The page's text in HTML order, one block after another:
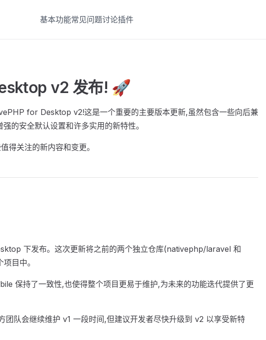
基本功能常见问题讨论插件
v2 发布! 🚀
for Desktop v2!这是一个重要的主要版本更新,虽然包含一些向后兼
的安全默认设置和许多实用的新特性。
得关注的新内容和变更。
下发布。这次更新将之前的两个独立仓库(nativephp/laravel 和
目中。
保持了一致性,也使得整个项目更易于维护,为未来的功能迭代提供了更
团队会继续维护 v1 一段时间,但建议开发者尽快升级到 v2 以享受新特